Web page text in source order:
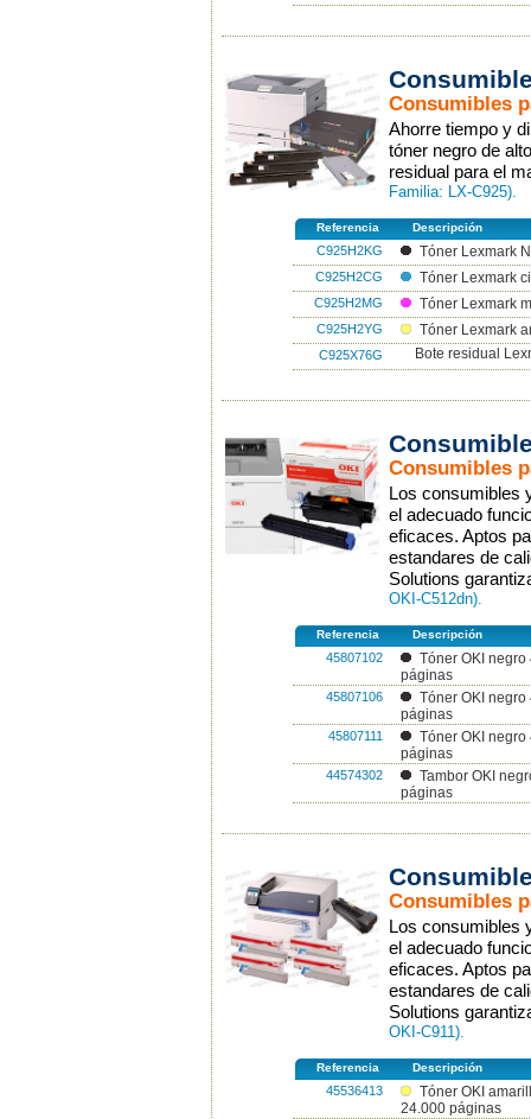
Consumibles
Ahorre tiempo y
tóner negro de
residual para el
Familia: LX-C925).
Referencia Descripción
C925H2KG Tóner Lexmark
C925H2CG Tóner Lexmark
C925H2MG Tóner Lexmark
C925H2YG Tóner Lexmark
C925X76G Bote residual
Consumibles
Los consumibles
el adecuado
eficaces. Aptos
estandares de
Solutions
OKI-C512dn).
Referencia Descripción
45807102
Tóner OKI
páginas
45807106
Tóner OKI
páginas
45807111
Tóner OKI
páginas
44574302
Tambor OKI
páginas
Consumibles
Los consumibles
el adecuado
eficaces. Aptos
estandares de
Solutions
OKI-C911).
Referencia Descripción
45536413
Tóner OKI
24.000 páginas